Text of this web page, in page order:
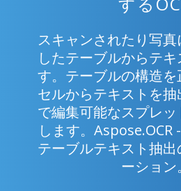
スキャンされたり写真
したテーブルからテ
す。テーブルの構造を
セルからテキストを
で編集可能なスプレ
します。Aspose.OCR
テーブルテキスト抽
ーション。